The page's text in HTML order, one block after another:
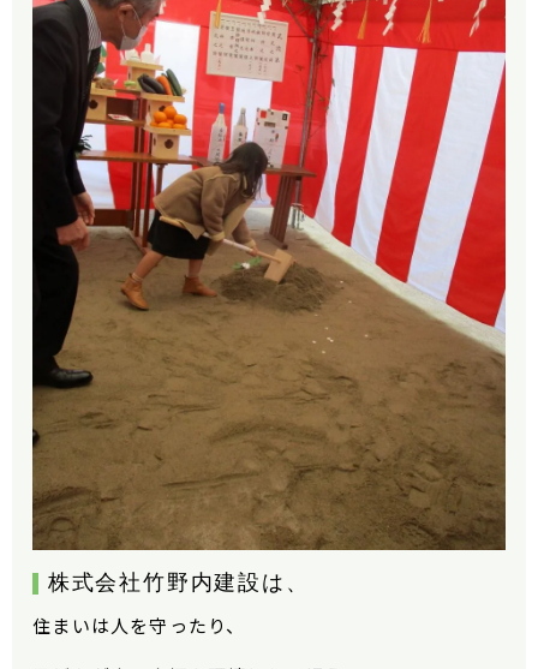
株式会社竹野内建設は、
住まいは人を守ったり、